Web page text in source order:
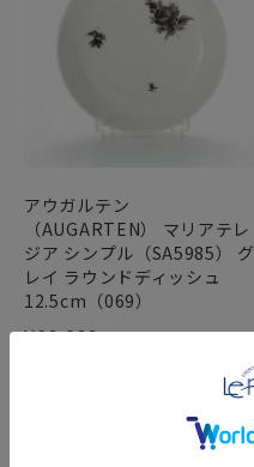
アウガルテン
（AUGARTEN） マリアテレ
ジア シンプル（SA5985） グ
レイ ラウンドディッシュ
12.5cm（069）
¥20,900税込